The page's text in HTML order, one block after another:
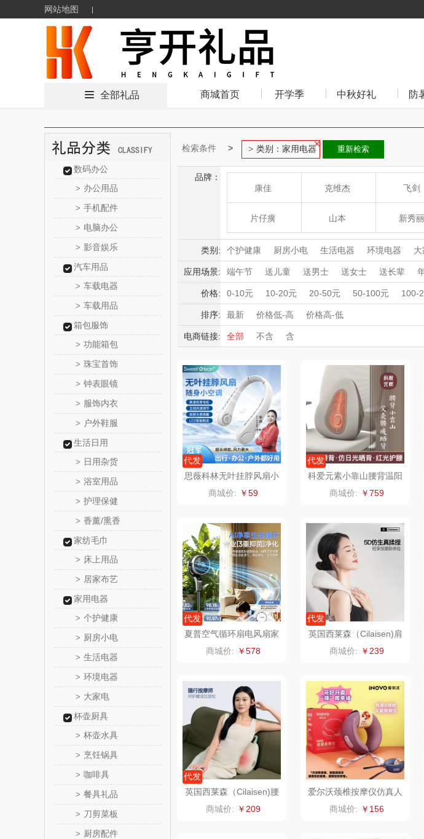
网站地图
全部礼品 商城首页 开学季 中秋好礼 防
数码办公
> 办公用品
> 手机配件
> 电脑办公
> 影音娱乐
汽车用品
> 车载电器
> 车载用品
箱包服饰
> 功能箱包
> 珠宝首饰
> 钟表眼镜
> 服饰内衣
> 户外鞋服
生活日用
> 日用杂货
> 浴室用品
> 护理保健
> 香薰/熏香
家纺毛巾
> 床上用品
> 居家布艺
家用电器
> 个护健康
> 厨房小电
> 生活电器
> 环境电器
> 大家电
杯壶厨具
> 杯壶水具
> 烹饪锅具
> 咖啡具
> 餐具礼品
> 刀剪菜板
> 厨房配件
检索条件 类别：家用电器 重新检索
品牌：
康佳
克维杰 飞剑
片仔癀 山本 新秀丽
HOLOHOLO 途柏丽TOBERLIR momo（杯
YOTTOY 西屋（运动户外） 非一
唯宝
罗莱 超柔床品
S
润本（套装）
锦礼 卓然
奈雪的茶 克洛特
睿嫣润膏 锐致 倍瑞傲
花卉诗 小天鹅
马克图布 苏泊尔（代理商） 九阳（代理
梵沐 骆驼
立家 泸溪河桃酥 干饭熊
路悠悠 尹谜
雅莉格丝 铮铭
千问 杜邦（餐具类） 洁丽雅（包
小胖爪 有色 无印良品
泉尔思 润培
类别: 个护健康 厨房小电 生活电器 环境电器
应用场景: 端午节 送儿童 送男士 送女士 送长辈
积分礼品
周年庆礼品 春游踏青 开学季礼品
暖冬好物
外事出国 入职礼
高端送礼
开业乔迁 乡村振兴 定制案例 珠
保险礼品
建材礼品 政企单位 房地产礼品
母亲节
父亲节 儿童节 中秋节 建军节
价格: 0-10元 10-20元 20-50元 50-100元 100-
排序: 最新 价格低-高 价格高-低
电商链接: 全部 不含 含
代发
思薇科林无叶挂脖风扇小
型便携戴式随身挂脖子降
温神器
商城价: ￥59
代发
科爱元素小靠山腰背温阳
仪CI194A
商城价: ￥759
代发
夏普空气循环扇电风扇家
用驱蚊直流变频PJ-CD54
7A-H
商城价: ￥578
代发
英国西莱森（Cilaisen)肩
颈按摩仪CP-N5
商城价: ￥239
代发
英国西莱森（Cilaisen)腰
部按摩仪CP-MW8
商城价: ￥209
爱尔沃颈椎按摩仪仿真人
按摩U形枕
商城价: ￥156